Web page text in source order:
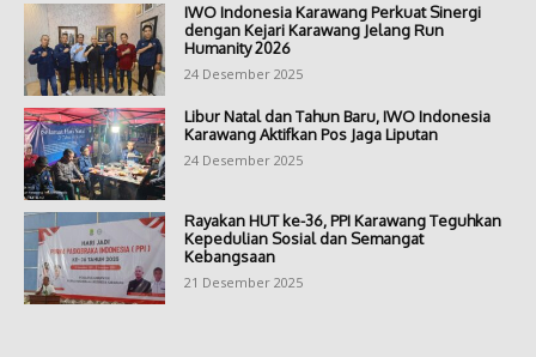
IWO Indonesia Karawang Perkuat Sinergi
dengan Kejari Karawang Jelang Run
Humanity 2026
24 Desember 2025
Libur Natal dan Tahun Baru, IWO Indonesia
Karawang Aktifkan Pos Jaga Liputan
24 Desember 2025
Rayakan HUT ke-36, PPI Karawang Teguhkan
Kepedulian Sosial dan Semangat
Kebangsaan
21 Desember 2025